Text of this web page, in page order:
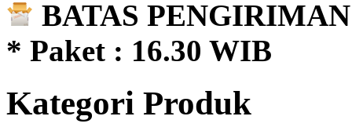
BATAS
* Paket : 16.30 WIB
Kategori Produk